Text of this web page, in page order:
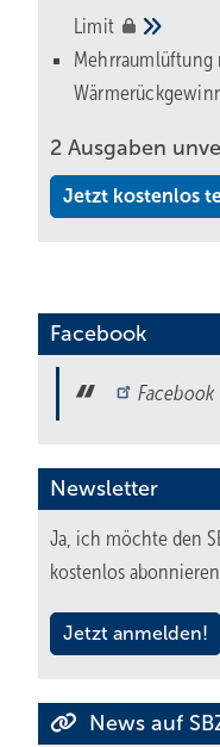
Limit
Mehrraumlüftung
2 Ausgaben
Jetzt kostenlos
Facebook
Facebook
Newsletter
Ja, ich möchte den
kostenlos
Jetzt anmelden!
News auf